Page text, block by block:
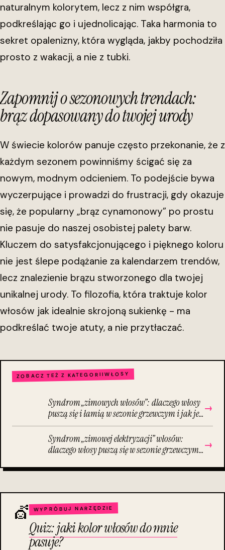
naturalnym kolorytem, lecz z nim współgra,
podkreślając go i ujednolicając. Taka harmonia to
sekret opalenizny, która wygląda, jakby pochodziła
prosto z wakacji, a nie z tubki.
Zapomnij o sezonowych trendach:
brąz dopasowany do twojej urody
W świecie kolorów panuje często przekonanie, że z
każdym sezonem powinniśmy ścigać się za
nowym, modnym odcieniem. To podejście bywa
wyczerpujące i prowadzi do frustracji, gdy okazuje
się, że popularny „brąz cynamonowy” po prostu
nie pasuje do naszej osobistej palety barw.
Kluczem do satysfakcjonującego i pięknego koloru
nie jest ślepe podążanie za kalendarzem trendów,
lecz znalezienie brązu stworzonego dla twojej
unikalnej urody. To filozofia, która traktuje kolor
włosów jak idealnie skrojoną sukienkę - ma
podkreślać twoje atuty, a nie przytłaczać.
ZOBACZ TEŻ Z KATEGORIIWŁOSY
Syndrom „zimowych włosów”: dlaczego włosy
puszą się i łamią w sezonie grzewczym i jak je
ujarzmić?
→
Syndrom „zimowej elektryzacji” włosów:
dlaczego włosy puszą się w sezonie grzewczym i→
💇 WYPRÓBUJ NARZĘDZIE
Quiz: jaki kolor włosów do mnie
pasuje?